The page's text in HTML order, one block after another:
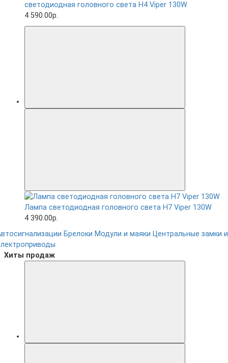
светодиодная головного света H4 Viper 130W
4 590.00р.
Лампа светодиодная головного света H7 Viper 130W
4 390.00р.
Брелоки Модули и маяки Центральные замки и
Хиты продаж